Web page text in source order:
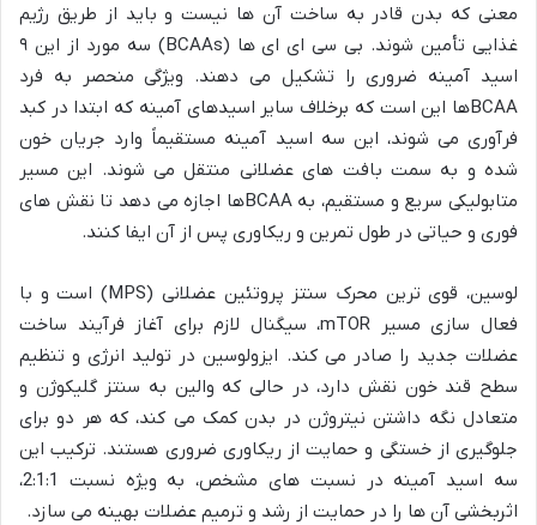
معنی که بدن قادر به ساخت آن ها نیست و باید از طریق رژیم
غذایی تأمین شوند. بی سی ای ای ها (BCAAs) سه مورد از این ۹
اسید آمینه ضروری را تشکیل می دهند. ویژگی منحصر به فرد
BCAAها این است که برخلاف سایر اسیدهای آمینه که ابتدا در کبد
فرآوری می شوند، این سه اسید آمینه مستقیماً وارد جریان خون
شده و به سمت بافت های عضلانی منتقل می شوند. این مسیر
متابولیکی سریع و مستقیم، به BCAAها اجازه می دهد تا نقش های
فوری و حیاتی در طول تمرین و ریکاوری پس از آن ایفا کنند.
لوسین، قوی ترین محرک سنتز پروتئین عضلانی (MPS) است و با
فعال سازی مسیر mTOR، سیگنال لازم برای آغاز فرآیند ساخت
عضلات جدید را صادر می کند. ایزولوسین در تولید انرژی و تنظیم
سطح قند خون نقش دارد، در حالی که والین به سنتز گلیکوژن و
متعادل نگه داشتن نیتروژن در بدن کمک می کند، که هر دو برای
جلوگیری از خستگی و حمایت از ریکاوری ضروری هستند. ترکیب این
سه اسید آمینه در نسبت های مشخص، به ویژه نسبت 2:1:1،
اثربخشی آن ها را در حمایت از رشد و ترمیم عضلات بهینه می سازد.